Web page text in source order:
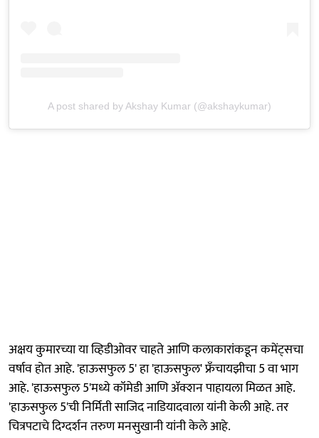
A post shared by Akshay Kumar (@akshaykumar)
अक्षय कुमारच्या या व्हिडीओवर चाहते आणि कलाकारांकडून कमेंट्सचा
वर्षाव होत आहे. 'हाऊसफुल 5' हा 'हाऊसफुल' फ्रँचायझीचा 5 वा भाग
आहे. 'हाऊसफुल 5'मध्ये कॉमेडी आणि ॲक्शन पाहायला मिळत आहे.
'हाऊसफुल 5'ची निर्मिती साजिद नाडियादवाला यांनी केली आहे. तर
चित्रपटाचे दिग्दर्शन तरुण मनसुखानी यांनी केले आहे.